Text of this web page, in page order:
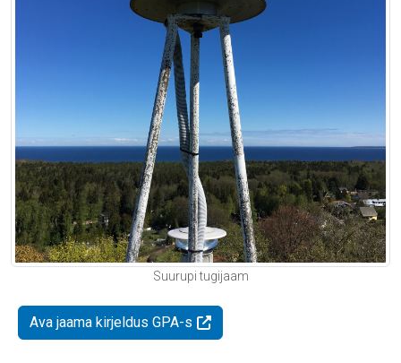
Suurupi tugijaam
Ava jaama kirjeldus GPA-s